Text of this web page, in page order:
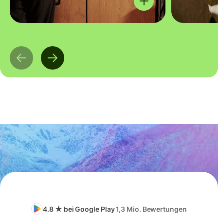
4.8 ★ bei Google Play1,3 Mio. Bewertungen